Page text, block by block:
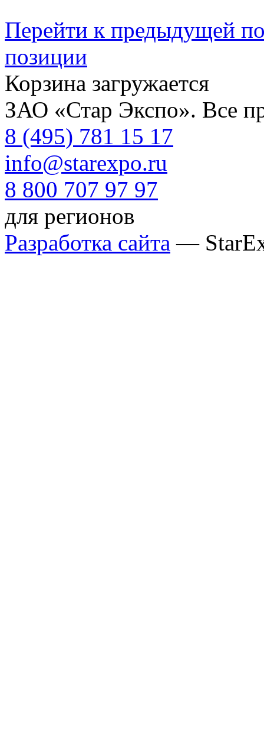
Перейти к предыдущей
позиции
Корзина загружается
ЗАО «Стар Экспо». Все
8 (495) 781 15 17
info@starexpo.ru
8 800 707 97 97
для регионов
Разработка сайта —